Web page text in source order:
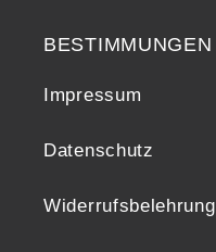
BESTIMMUNGEN
Impressum
Datenschutz
Widerrufsbelehrung